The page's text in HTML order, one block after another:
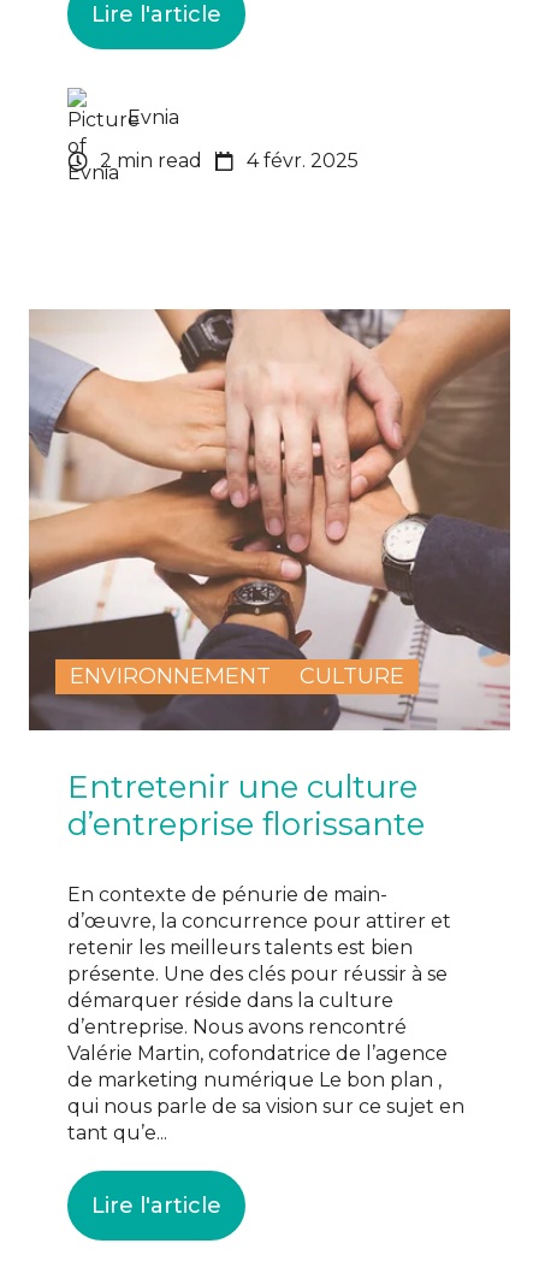
Lire l'article
Evnia
2 min read
4 févr. 2025
Entretenir une culture
d’entreprise florissante
En contexte de pénurie de main-
d’œuvre, la concurrence pour attirer et
retenir les meilleurs talents est bien
présente. Une des clés pour réussir à se
démarquer réside dans la culture
d’entreprise. Nous avons rencontré
Valérie Martin, cofondatrice de l’agence
de marketing numérique Le bon plan ,
qui nous parle de sa vision sur ce sujet en
tant qu’e...
Lire l'article
ENVIRONNEMENT CULTURE